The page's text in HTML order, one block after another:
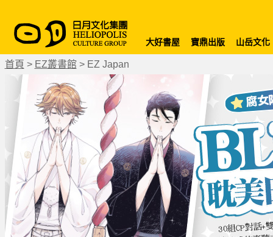
大好書屋 寶鼎出版 山岳文化
首頁 > EZ叢書館 > EZ Japan